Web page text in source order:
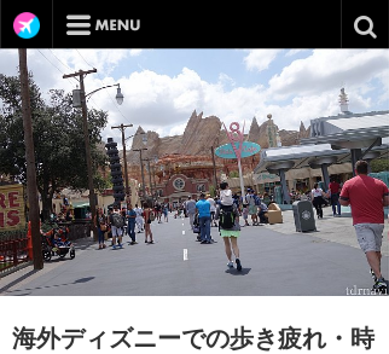
海外ディズニーでの歩き疲れ・時